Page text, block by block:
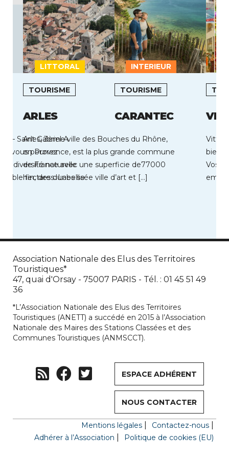
LITTORAL
– Saint Gabriel A
vous pourrez
diversité naturelle
sable fin, des dunes se
INTERIEUR
TOURISME
ARLES
Arles, 3ème ville des Bouches du Rhône,
en Provence, est la plus grande commune
de France avec une superficie de77000
hectares. Labellisée ville d’art et […]
TOURISME
CARANTEC
Vittel
Association Nationale des Elus des Territoires
Touristiques*
47, quai d'Orsay - 75007 PARIS - Tél. : 01 45 51 49
36
*L’Association Nationale des Elus des Territoires
Touristiques (ANETT) a succédé en 2015 à l’Association
Nationale des Maires des Stations Classées et des
Communes Touristiques (ANMSCCT).
ESPACE ADHÉRENT
NOUS CONTACTER
Mentions légales
Contactez-nous
Adhérer à l’Association
Politique de cookies (EU)